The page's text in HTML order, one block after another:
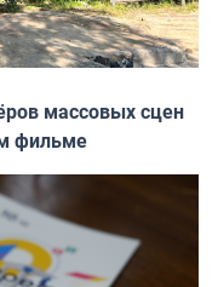
массовых сцен
фильме